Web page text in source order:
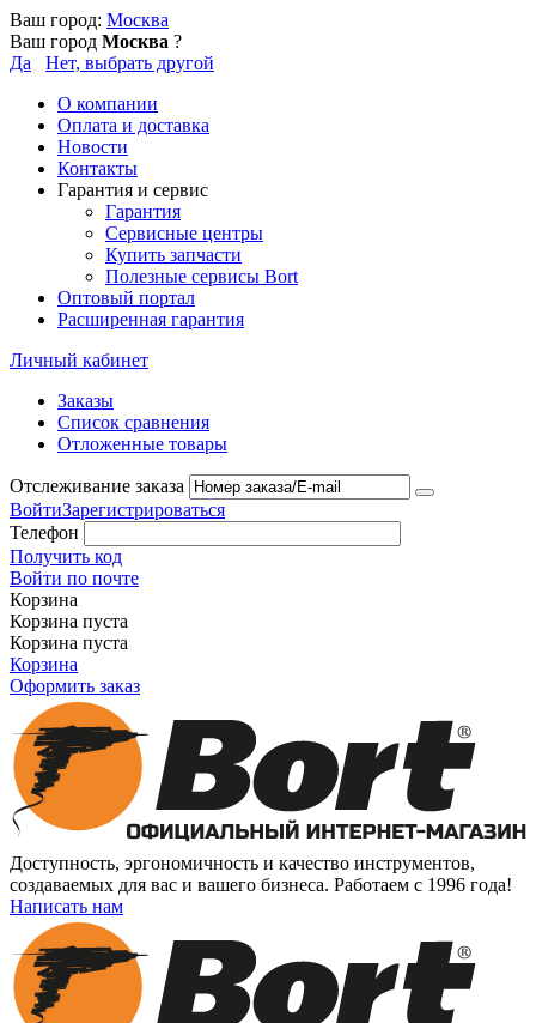
Ваш город: Москва
Ваш город Москва ?
Да
Нет, выбрать другой
О компании
Оплата и доставка
Новости
Контакты
Гарантия и сервис
Гарантия
Сервисные центры
Купить запчасти
Полезные сервисы Bort
Оптовый портал
Расширенная гарантия
Личный кабинет
Заказы
Список сравнения
Отложенные товары
Отслеживание заказа
ВойтиЗарегистрироваться
Телефон
Получить код
Войти по почте
Корзина
Корзина пуста
Корзина пуста
Корзина
Оформить заказ
Доступность, эргономичность и качество инструментов,
создаваемых для вас и вашего бизнеса. Работаем с 1996 года!
Написать нам